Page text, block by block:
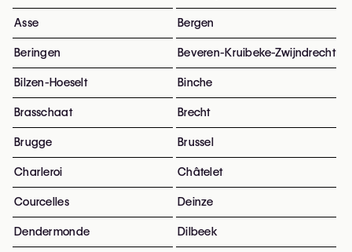
Asse Bergen
Beringen Beveren-Kruibeke-Zwijndrecht
Bilzen-Hoeselt Binche
Brasschaat Brecht
Brugge Brussel
Charleroi Châtelet
Courcelles Deinze
Dendermonde Dilbeek